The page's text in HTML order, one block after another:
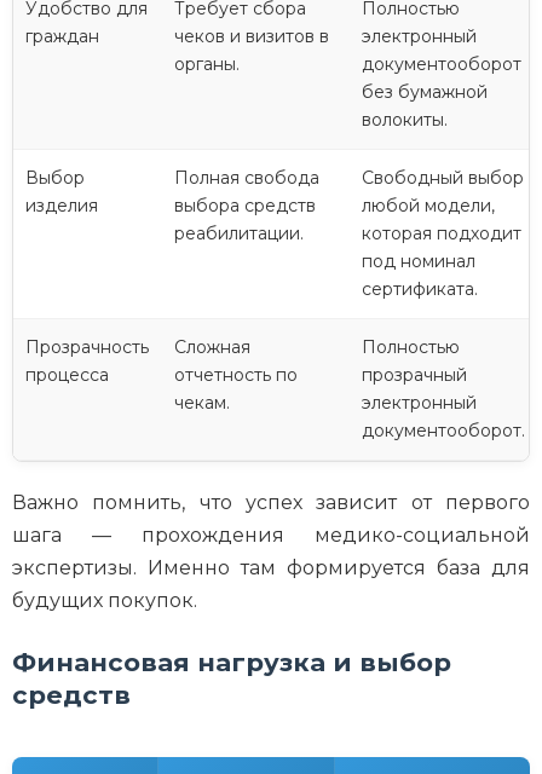
Удобство для
граждан
Требует сбора
чеков и визитов в
органы.
Полностью
электронный
документооборот
без бумажной
волокиты.
Выбор
изделия
Полная свобода
выбора средств
реабилитации.
Свободный выбор
любой модели,
которая подходит
под номинал
сертификата.
Прозрачность
процесса
Сложная
отчетность по
чекам.
Полностью
прозрачный
электронный
документооборот.
Важно помнить, что успех зависит от первого
шага — прохождения медико-социальной
экспертизы. Именно там формируется база для
будущих покупок.
Финансовая нагрузка и выбор
средств